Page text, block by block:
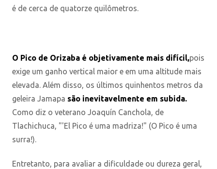
é de cerca de quatorze quilômetros.
O Pico de Orizaba é objetivamente mais difícil,pois
exige um ganho vertical maior e em uma altitude mais
elevada. Além disso, os últimos quinhentos metros da
geleira Jamapa são inevitavelmente em subida.
Como diz o veterano Joaquín Canchola, de
Tlachichuca, "'El Pico é uma madriza!" (O Pico é uma
surra!).
Entretanto, para avaliar a dificuldade ou dureza geral,